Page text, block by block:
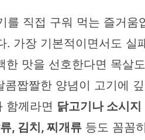
직접 구워 먹는 즐거
가장 기본적이면서도 실
맛을 선호한다면 목살
짭짤한 양념이 고기에
함께라면 닭고기나 소시지
, 김치, 찌개류 등도 꼼꼼